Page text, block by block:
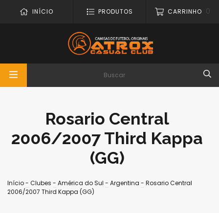
INÍCIO PRODUTOS CARRINHO 0
Rosario Central
2006/2007 Third Kappa
(GG)
Início- Clubes - América do Sul - Argentina - Rosario Central
2006/2007 Third Kappa (GG)